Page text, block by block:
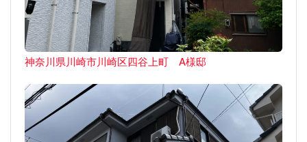
神奈川県川崎市川崎区四谷上町 A様邸